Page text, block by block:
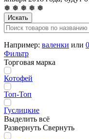
❅ ❅ ❅ ❅ ❅
Искать
Например: валенки или
Фильтр
Торговая марка
Котофей
Топ-Топ
Гуслицкие
Выделить всё
Развернуть Свернуть